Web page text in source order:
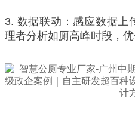
3. 数据联动：感应数据上
理者分析如厕高峰时段，优